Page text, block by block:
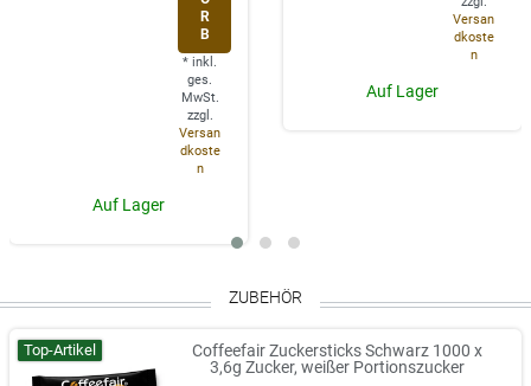
R
B
* inkl.
ges.
MwSt.
zzgl.
Versan
dkoste
n
Auf Lager
Versan
dkoste
n
Auf Lager
ZUBEHÖR
Top-Artikel
Coffeefair Zuckersticks Schwarz 1000 x
3,6g Zucker, weißer Portionszucker